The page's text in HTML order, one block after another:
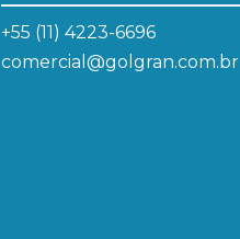
+55 (11) 4223-6696
comercial@golgran.com.br